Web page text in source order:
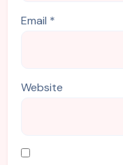
Email *
Website